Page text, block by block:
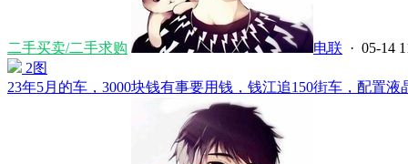
二手买卖/二手求购 电联 · 05-14
2图
23年5月的车，3000块钱有事要用钱，钱江追150街车，配置液